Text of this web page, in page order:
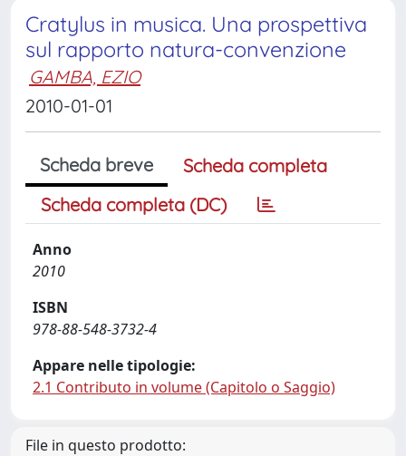
Cratylus in musica. Una prospettiva
sul rapporto natura-convenzione
GAMBA, EZIO
2010-01-01
Scheda breve
Scheda completa
Scheda completa (DC)
Anno
2010
ISBN
978-88-548-3732-4
Appare nelle tipologie:
2.1 Contributo in volume (Capitolo o Saggio)
File in questo prodotto: